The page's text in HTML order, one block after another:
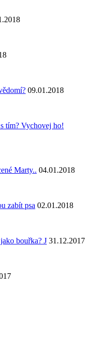
09.01.2018
tím? Vychovej ho!
Marty.. 04.01.2018
zabít psa 02.01.2018
bouřka? J 31.12.2017